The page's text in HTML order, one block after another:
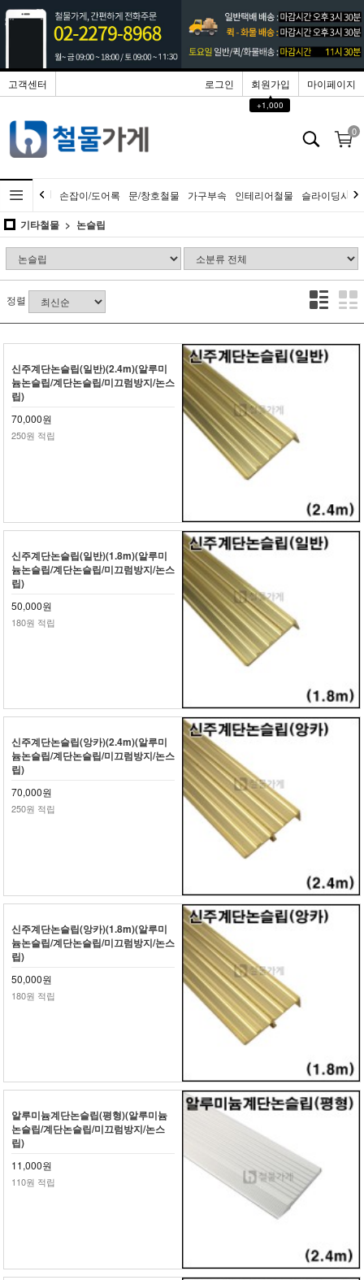
고객센터 로그인 회원가입
▲
+1,000
마이페이지
0
손잡이/도어록 문/창호철물 가구부속 인테리어철물 슬라이딩시스
기타철물 논슬립
정렬
신주계단논슬립(일반)(2.4m)(알루미
늄논슬립/계단논슬립/미끄럼방지/논스
립)
70,000원
250원 적립
신주계단논슬립(일반)(1.8m)(알루미
늄논슬립/계단논슬립/미끄럼방지/논스
립)
50,000원
180원 적립
신주계단논슬립(앙카)(2.4m)(알루미
늄논슬립/계단논슬립/미끄럼방지/논스
립)
70,000원
250원 적립
신주계단논슬립(앙카)(1.8m)(알루미
늄논슬립/계단논슬립/미끄럼방지/논스
립)
50,000원
180원 적립
알루미늄계단논슬립(평형)(알루미늄
논슬립/계단논슬립/미끄럼방지/논스
립)
11,000원
110원 적립